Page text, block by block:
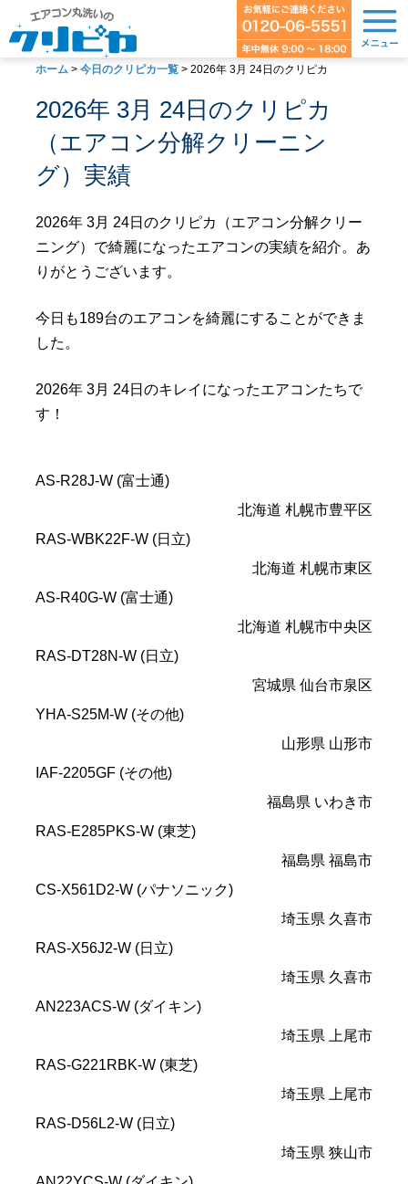
ホーム > 今日のクリピカ一覧 > 2026年 3月 24日のクリピカ
2026年 3月 24日のクリピカ
（エアコン分解クリーニン
グ）実績
2026年 3月 24日のクリピカ（エアコン分解クリー
ニング）で綺麗になったエアコンの実績を紹介。あ
りがとうございます。
今日も189台のエアコンを綺麗にすることができま
した。
2026年 3月 24日のキレイになったエアコンたちで
す！
AS-R28J-W (富士通)
北海道 札幌市豊平区
RAS-WBK22F-W (日立)
北海道 札幌市東区
AS-R40G-W (富士通)
北海道 札幌市中央区
RAS-DT28N-W (日立)
宮城県 仙台市泉区
YHA-S25M-W (その他)
山形県 山形市
IAF-2205GF (その他)
福島県 いわき市
RAS-E285PKS-W (東芝)
福島県 福島市
CS-X561D2-W (パナソニック)
埼玉県 久喜市
RAS-X56J2-W (日立)
埼玉県 久喜市
AN223ACS-W (ダイキン)
埼玉県 上尾市
RAS-G221RBK-W (東芝)
埼玉県 上尾市
RAS-D56L2-W (日立)
埼玉県 狭山市